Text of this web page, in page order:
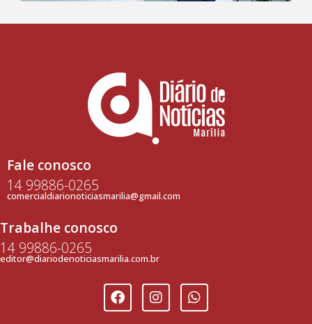
Fale conosco
14 99886-0265
comercialdiarionoticiasmarilia@gmail.com
Trabalhe conosco
14 99886-0265
editor@diariodenoticiasmarilia.com.br